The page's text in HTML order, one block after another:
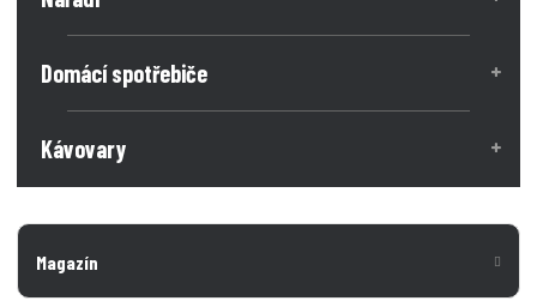
Domácí spotřebiče
Kávovary
Magazín